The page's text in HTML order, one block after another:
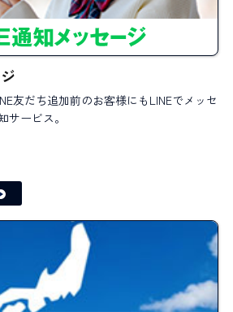
友だち追加前のお客様にもLINEでメッセ
サービス。